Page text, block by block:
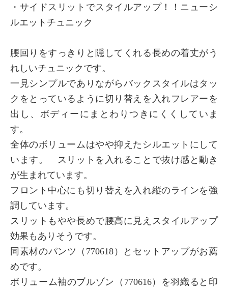
・サイドスリットでスタイルアップ！！ニューシ
ルエットチュニック
腰回りをすっきりと隠してくれる長めの着丈がう
れしいチュニックです。
一見シンプルでありながらバックスタイルはタッ
クをとっているように切り替えを入れフレアーを
出し、ボディーにまとわりつきにくくしていま
す。
全体のボリュームはやや抑えたシルエットにして
います。 スリットを入れることで抜け感と動き
が生まれています。
フロント中心にも切り替えを入れ縦のラインを強
調しています。
スリットもやや長めで腰高に見えスタイルアップ
効果もありそうです。
同素材のパンツ（770618）とセットアップがお薦
めです。
ボリューム袖のブルゾン（770616）を羽織ると印